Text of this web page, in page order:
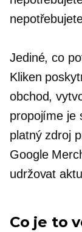
Jediné, co
Kliken
obchod,
propojíme je
platný zdroj
Google
udržovat
Co je to